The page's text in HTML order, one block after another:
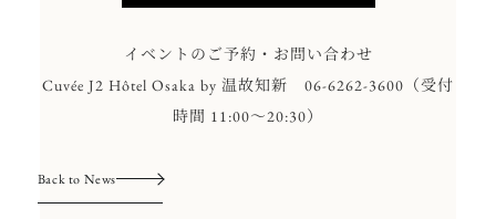
イベントのご予約・お問い合わせ
Cuvée J2 Hôtel Osaka by 温故知新 06-6262-3600（受付
時間 11:00～20:30）
Back to News